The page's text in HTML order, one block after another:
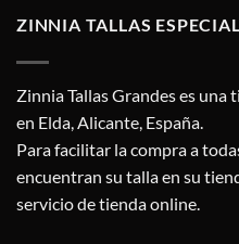
ZINNIA TALLAS
Zinnia Tallas Grandes es una
en Elda, Alicante, España.
Para facilitar la compra a
encuentran su talla en su
servicio de tienda online.